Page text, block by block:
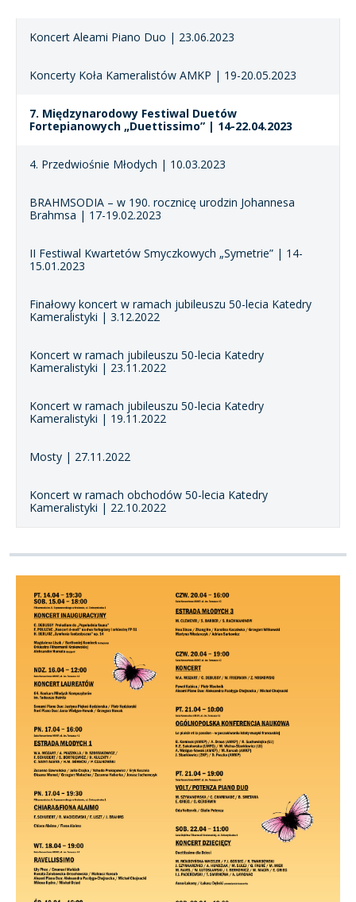
Koncert Aleami Piano Duo | 23.06.2023
Koncerty Koła Kameralistów AMKP | 19-20.05.2023
7. Międzynarodowy Festiwal Duetów
Fortepianowych „Duettissimo” | 14-22.04.2023
4. Przedwiośnie Młodych | 10.03.2023
BRAHMSODIA – w 190. rocznicę urodzin Johannesa
Brahmsa | 17-19.02.2023
II Festiwal Kwartetów Smyczkowych „Symetrie” | 14-
15.01.2023
Finałowy koncert w ramach jubileuszu 50-lecia Katedry
Kameralistyki | 3.12.2022
Koncert w ramach jubileuszu 50-lecia Katedry
Kameralistyki | 23.11.2022
Koncert w ramach jubileuszu 50-lecia Katedry
Kameralistyki | 19.11.2022
Mosty | 27.11.2022
Koncert w ramach obchodów 50-lecia Katedry
Kameralistyki | 22.10.2022